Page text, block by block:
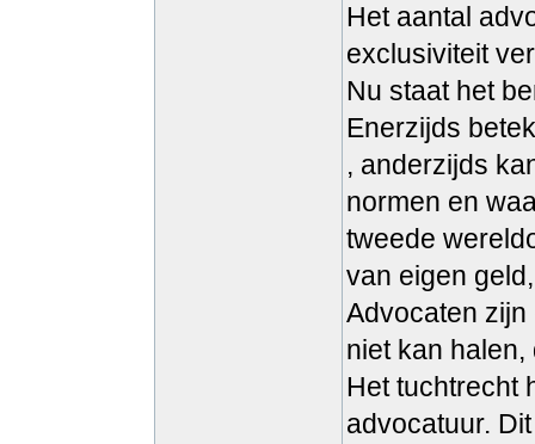
Het aantal
exclusiviteit
Nu staat het
Enerzijds
, anderzijds
normen en
tweede
van eigen
Advocaten zijn
niet kan
Het tuchtrecht
advocatuur.